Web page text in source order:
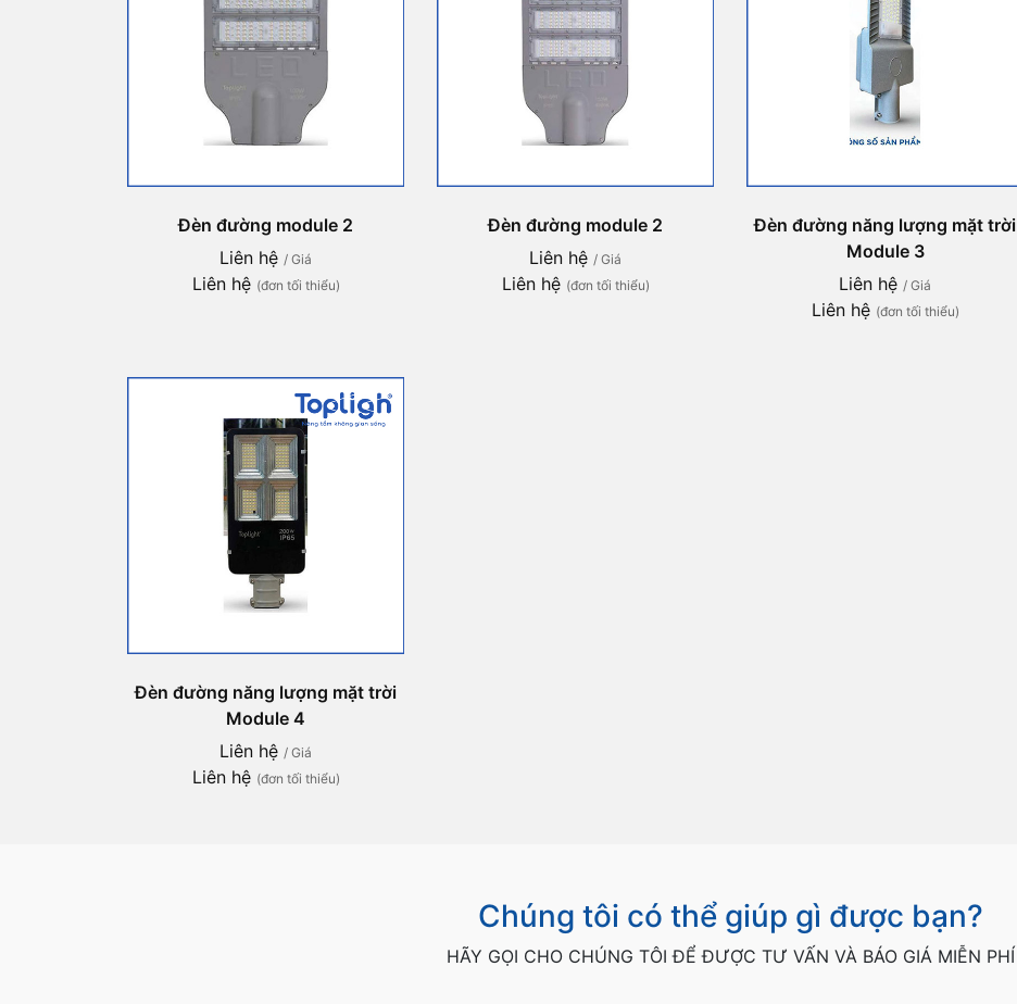
Đèn đường module 2
Liên hệ / Giá
Liên hệ (đơn tối thiểu)
Đèn đường module 2
Liên hệ / Giá
Liên hệ (đơn tối thiểu)
Đèn đường năng lượng mặt trời
Module 3
Liên hệ / Giá
Liên hệ (đơn tối thiểu)
Đèn đường năng lượng mặt trời
Module 4
Liên hệ / Giá
Liên hệ (đơn tối thiểu)
Chúng tôi có thể giúp gì được bạn?
HÃY GỌI CHO CHÚNG TÔI ĐỂ ĐƯỢC TƯ VẤN VÀ BÁO GIÁ MIỄN PHÍ